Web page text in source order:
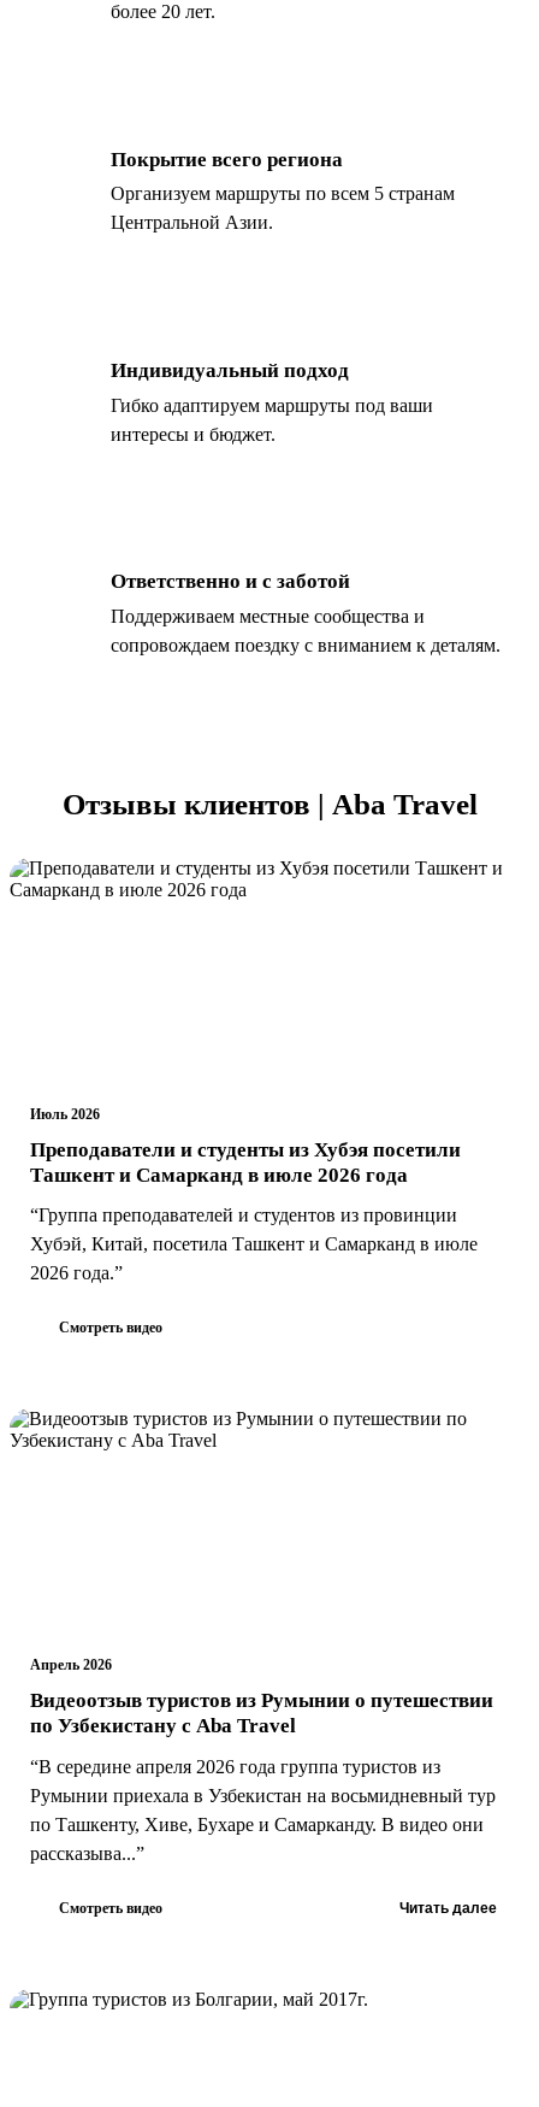
более 20 лет.
Покрытие всего региона
Организуем маршруты по всем 5 странам
Центральной Азии.
Индивидуальный подход
Гибко адаптируем маршруты под ваши
интересы и бюджет.
Ответственно и с заботой
Поддерживаем местные сообщества и
сопровождаем поездку с вниманием к деталям.
Отзывы клиентов | Aba Travel
Июль 2026
Преподаватели и студенты из Хубэя посетили
Ташкент и Самарканд в июле 2026 года
“Группа преподавателей и студентов из провинции
Хубэй, Китай, посетила Ташкент и Самарканд в июле
2026 года.”
Смотреть видео
Апрель 2026
Видеоотзыв туристов из Румынии о путешествии
по Узбекистану с Aba Travel
“В середине апреля 2026 года группа туристов из
Румынии приехала в Узбекистан на восьмидневный тур
по Ташкенту, Хиве, Бухаре и Самарканду. В видео они
рассказыва...”
Смотреть видео Читать далее